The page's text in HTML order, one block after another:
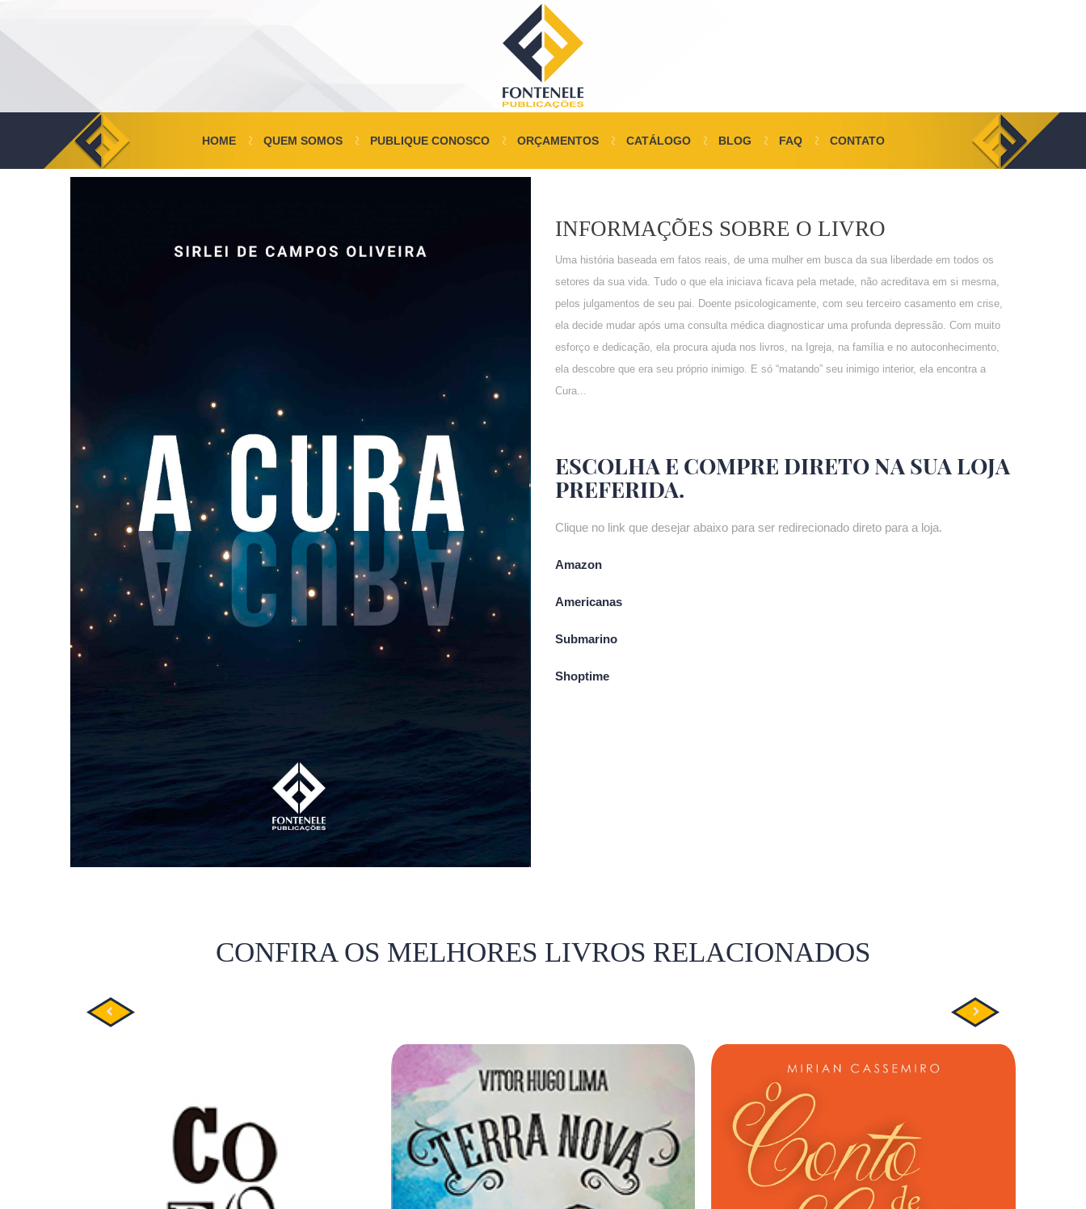
HOME QUEM SOMOS PUBLIQUE CONOSCO ORÇAMENTOS CATÁLOGO BLOG FAQ CONTATO
INFORMAÇÕES SOBRE O LIVRO
Uma história baseada em fatos reais, de uma mulher em busca da sua liberdade em todos os
setores da sua vida. Tudo o que ela iniciava ficava pela metade, não acreditava em si mesma,
pelos julgamentos de seu pai. Doente psicologicamente, com seu terceiro casamento em crise,
ela decide mudar após uma consulta médica diagnosticar uma profunda depressão. Com muito
esforço e dedicação, ela procura ajuda nos livros, na Igreja, na família e no autoconhecimento,
ela descobre que era seu próprio inimigo. E só “matando” seu inimigo interior, ela encontra a
Cura...
ESCOLHA E COMPRE DIRETO NA SUA LOJA
PREFERIDA.
Clique no link que desejar abaixo para ser redirecionado direto para a loja.
Amazon
Americanas
Submarino
Shoptime
CONFIRA OS MELHORES LIVROS RELACIONADOS